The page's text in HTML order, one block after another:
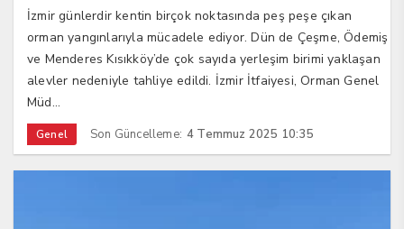
İzmir günlerdir kentin birçok noktasında peş peşe çıkan
orman yangınlarıyla mücadele ediyor. Dün de Çeşme, Ödemiş
ve Menderes Kısıkköy’de çok sayıda yerleşim birimi yaklaşan
alevler nedeniyle tahliye edildi. İzmir İtfaiyesi, Orman Genel
Müd...
Genel Son Güncelleme: 4 Temmuz 2025 10:35